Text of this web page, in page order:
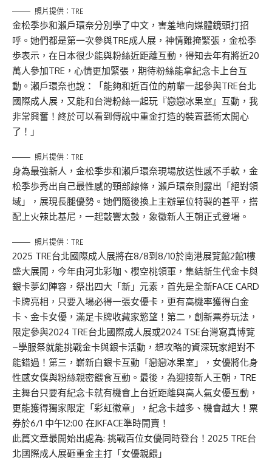
照片提供：TRE
金松季歩和瀨戶環奈分別學了中文，害羞地向媒體鏡頭打招
呼。她們都是第一次參與TRE成人展，神情難掩緊張，金松季
歩表示，在日本很少能與粉絲近距離互動，得知去年有將近20
萬人參加TRE，心情更加緊張，期待粉絲能拿紀念卡上台互
動。瀨戶環奈也說：「能夠和近百位的前輩一起參與TRE台北
國際成人展，又能和台灣粉絲一起玩『戀戀冰果室』互動，我
非常興奮！終於可以看到傳說中重金打造的裝置藝術太開心
了！」
照片提供：TRE
身為最強新人，金松季歩和瀨戶環奈現場放送性感不手軟，金
松季歩秀出自己最性感的頸部線條，瀨戶環奈則露出「絕對領
域」，展現長腿優勢。她們隨後換上主辦單位特製的甚平，搭
配上火辣比基尼，一起敲響太鼓，象徵新人王朝正式登場。
照片提供：TRE
2025 TRE台北國際成人展將在8/8到8/10於南港展覽館2館1樓
盛大展開，今年由河北彩咖、櫻空桃領軍，集結新生代金卡與
銀卡夢幻陣容，祭出四大「新」元素，首先是全新FACE CARD
卡牌亮相，只要入場必得一張女優卡，更有高機率獲得白金
卡、金卡女優，滿足卡牌收藏家慾望！第二，創新票券玩法，
限定參與2024 TRE台北國際成人展或2024 TSE台灣寫真博覽
–學服祭就能挑戰金卡與銀卡活動，想攻略的資深玩家絕對不
能錯過！第三，嶄新白銀卡互動「戀戀冰果室」，女優將化身
性感女僕與粉絲親密餵食互動。最後，為迎接新人王朝，TRE
主舞台只要有紀念卡就有機會上台近距離與高人氣女優互動，
更能獲得獨家限定「彩虹徽章」，紀念卡越多、機會越大！票
券於6/1 中午12:00 在JKFACE準時開賣！
此篇文章最開始出處為: 挑戰百位女優同時登台！2025 TRE台
北國際成人展砸重金主打「女優親餵」